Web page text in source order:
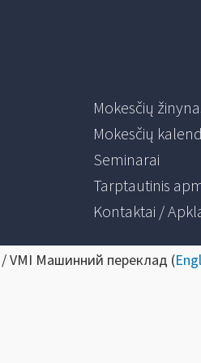
Mokesčių
Mokesčių
Seminarai
Tarptautinis
Kontaktai /
VMI Машинний переклад (